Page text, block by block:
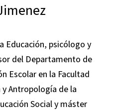
Educación, psicólogo y
del Departamento de
Escolar en la Facultad
Antropología de la
Social y máster